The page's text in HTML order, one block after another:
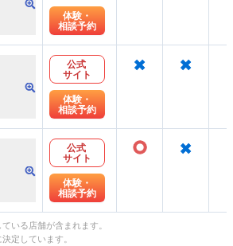
体験・
相談予約
公式
サイト
体験・
相談予約
× ×
公式
サイト
体験・
相談予約
○ ×
いる店舗が含まれます。
定しています。